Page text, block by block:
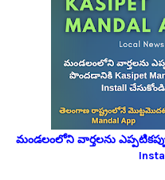
మండలంలోని వార్తలను